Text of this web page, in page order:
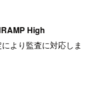
High
より監査に対応しま